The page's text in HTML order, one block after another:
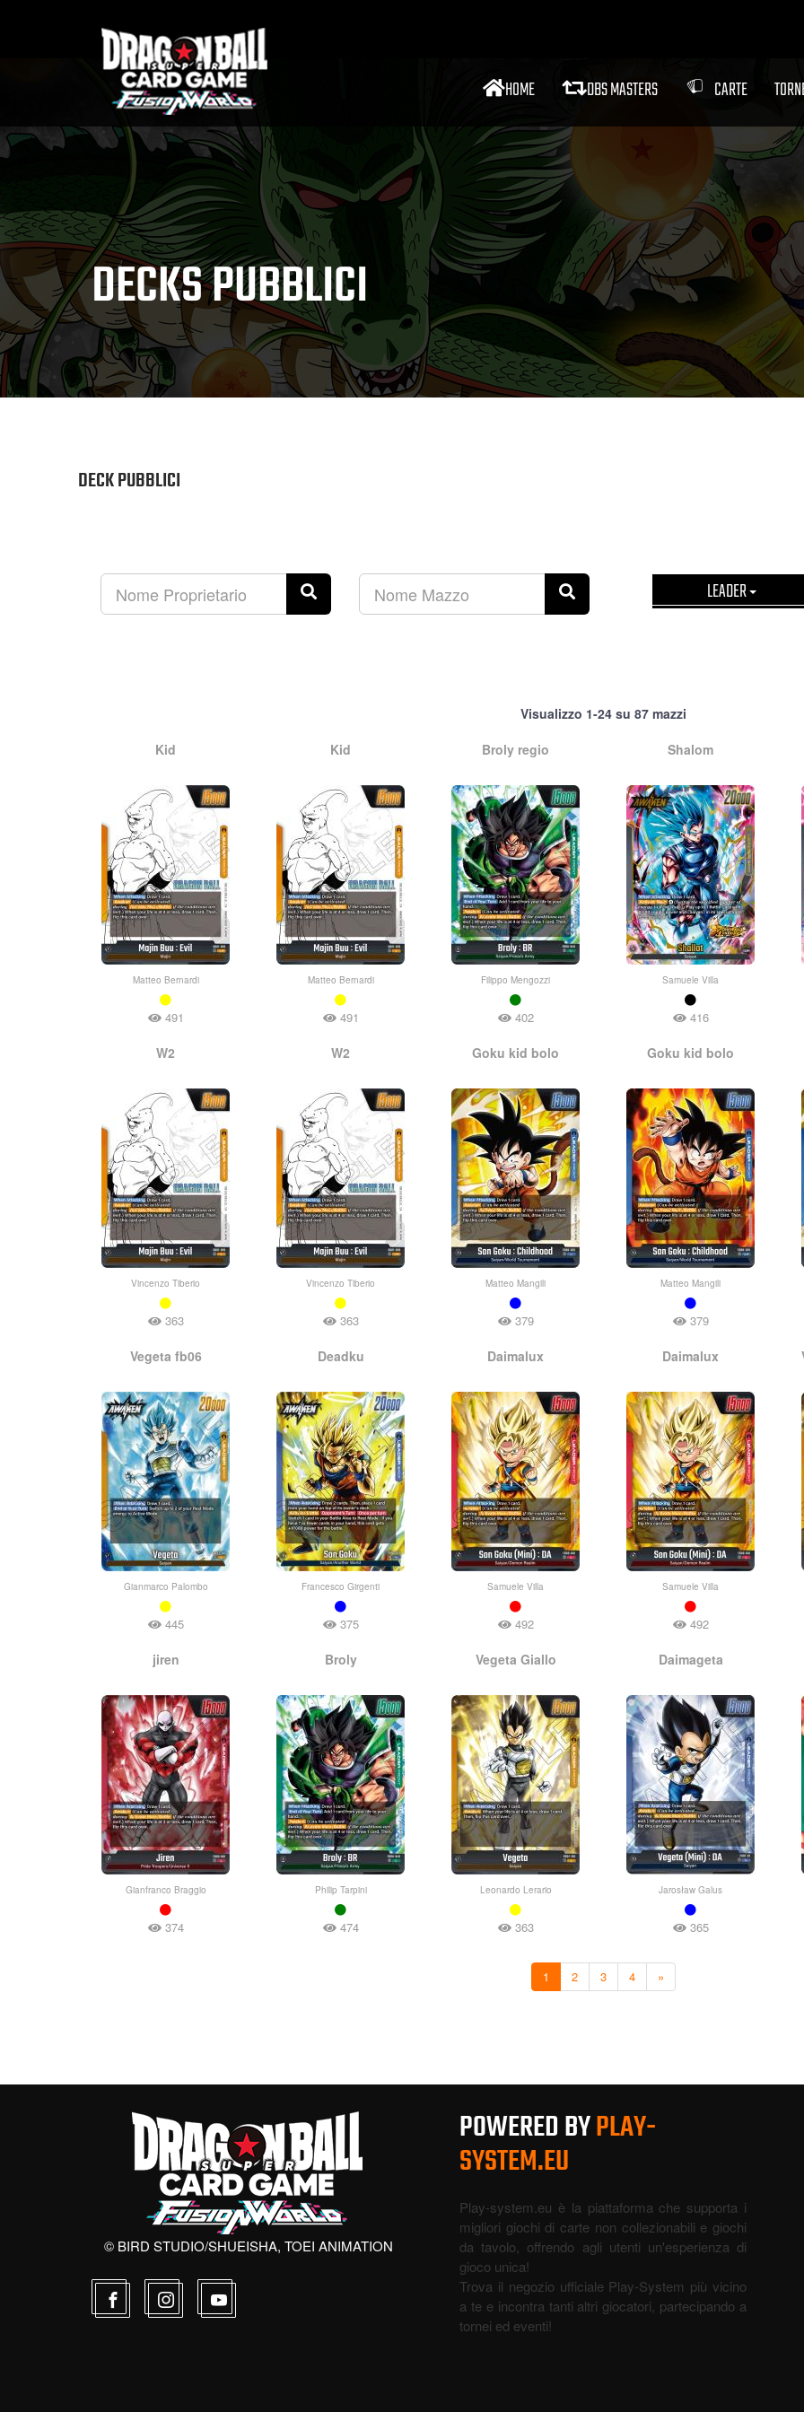
HOME DBS MASTERS CARTE
DECKS PUBBLICI
DECK PUBBLICI
LEADER
Visualizzo 1-24 su 87 mazzi
Kid
Matteo Bernardi
491
Kid
Matteo Bernardi
491
Broly regio
Filippo Mengozzi
402
Shalom
Samuele Villa
416
W2
Vincenzo Tiberio
363
W2
Vincenzo Tiberio
363
Goku kid bolo
Matteo Mangili
379
Goku kid bolo
Matteo Mangili
379
Vegeta fb06
Gianmarco Palombo
445
Deadku
Francesco Girgenti
375
Daimalux
Samuele Villa
492
Daimalux
Samuele Villa
492
jiren
Gianfranco Braggio
374
Broly
Philip Tarpini
474
Vegeta Giallo
Leonardo Lerario
363
Daimageta
Jarosław Galus
365
1 2 3 4 »
© BIRD STUDIO/SHUEISHA, TOEI ANIMATION
POWERED BYPLAY-
SYSTEM.EU
Play-system.eu è la piattaforma che supporta i
migliori giochi di carte non collezionabili e giochi
da tavolo, offrendo agli utenti un'esperienza di
gioco unica!
Trova il negozio ufficiale Play-System più vicino
a te e incontra tanti altri giocatori, partecipando a
tornei ed eventi!